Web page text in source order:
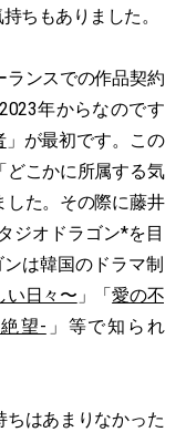
ちもありました。
ランスでの作品契約
年からなのです
」が最初です。この
どこかに所属する気
した。その際に藤井
ジオドラゴン*を目
は韓国のドラマ制
い日々〜 」「愛の不
望- 」等で知られ
ちはあまりなかった